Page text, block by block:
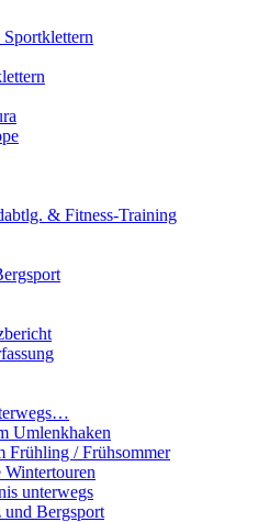
& Fitness-Training
Umlenkhaken
Frühling / Frühsommer
unterwegs
und Bergsport